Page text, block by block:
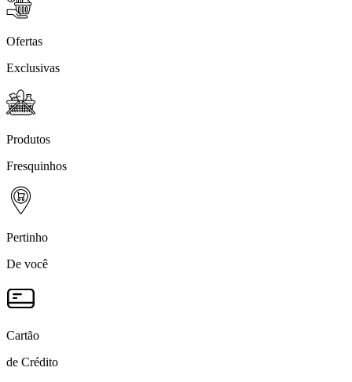
Ofertas
Exclusivas
Produtos
Fresquinhos
Pertinho
De você
Cartão
de Crédito